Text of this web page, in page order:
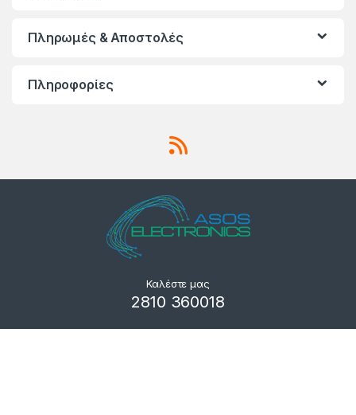
Πληρωμές & Αποστολές
Πληροφορίες
Καλέστε μας
2810 360018